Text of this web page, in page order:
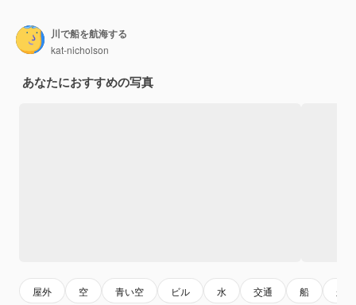
川で船を航海する
kat-nicholson
あなたにおすすめの写真
屋外 空 青い空 ビル 水 交通 船 航海